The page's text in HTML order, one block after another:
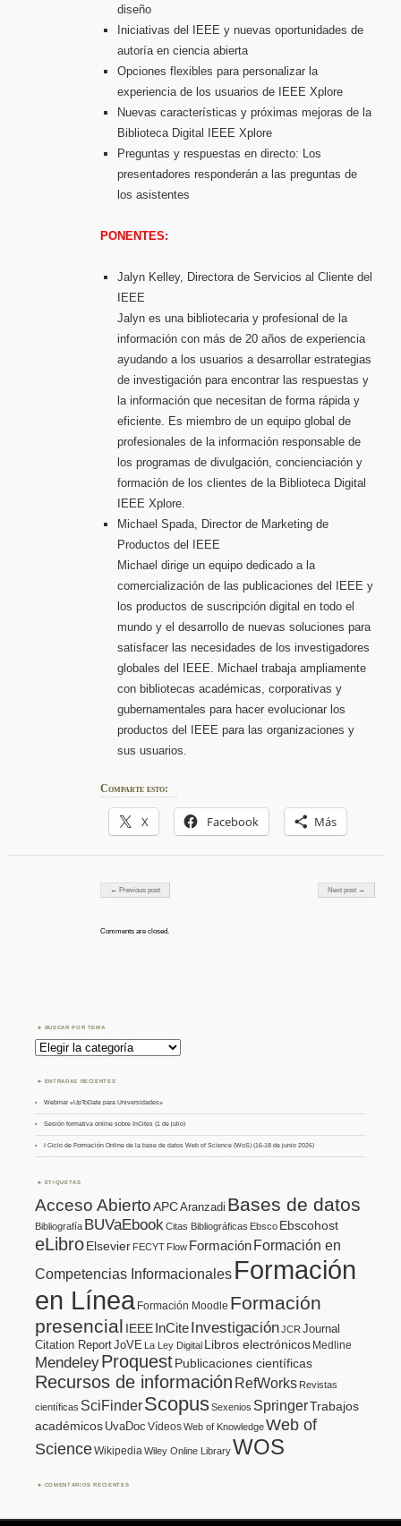
diseño
Iniciativas del IEEE y nuevas oportunidades de
autoría en ciencia abierta
Opciones flexibles para personalizar la
experiencia de los usuarios de IEEE Xplore
Nuevas características y próximas mejoras de la
Biblioteca Digital IEEE Xplore
Preguntas y respuestas en directo: Los
presentadores responderán a las preguntas de
los asistentes
PONENTES:
Jalyn Kelley, Directora de Servicios al Cliente del
IEEE
Jalyn es una bibliotecaria y profesional de la
información con más de 20 años de experiencia
ayudando a los usuarios a desarrollar estrategias
de investigación para encontrar las respuestas y
la información que necesitan de forma rápida y
eficiente. Es miembro de un equipo global de
profesionales de la información responsable de
los programas de divulgación, concienciación y
formación de los clientes de la Biblioteca Digital
IEEE Xplore.
Michael Spada, Director de Marketing de
Productos del IEEE
Michael dirige un equipo dedicado a la
comercialización de las publicaciones del IEEE y
los productos de suscripción digital en todo el
mundo y el desarrollo de nuevas soluciones para
satisfacer las necesidades de los investigadores
globales del IEEE. Michael trabaja ampliamente
con bibliotecas académicas, corporativas y
gubernamentales para hacer evolucionar los
productos del IEEE para las organizaciones y
sus usuarios.
Comparte esto:
X Facebook Más
Post navigation
← Previous post Next post →
Comments are closed.
BUSCAR POR TEMA
Buscar
por
Tema
ENTRADAS RECIENTES
Webinar «UpToDate para Universidades»
Sesión formativa online sobre InCites (1 de julio)
I Ciclo de Formación Online de la base de datos Web of Science (WoS) (16-18 de junio 2026)
ETIQUETAS
Acceso AbiertoAPCAranzadi Bases de datos
Bibliografía BUVaEbook Citas Bibliográficas Ebsco Ebscohost
eLibroElsevier FECYT Flow FormaciónFormación en
Competencias Informacionales Formación
en Línea Formación Moodle Formación
presencial IEEE InCiteInvestigaciónJCR Journal
Citation ReportJoVE La Ley Digital Libros electrónicos Medline
MendeleyProquestPublicaciones científicas
Recursos de información RefWorks Revistas
científicas SciFinderScopusSexenios SpringerTrabajos
académicos UvaDoc VídeosWeb of KnowledgeWeb of
ScienceWikipedia Wiley Online LibraryWOS
COMENTARIOS RECIENTES